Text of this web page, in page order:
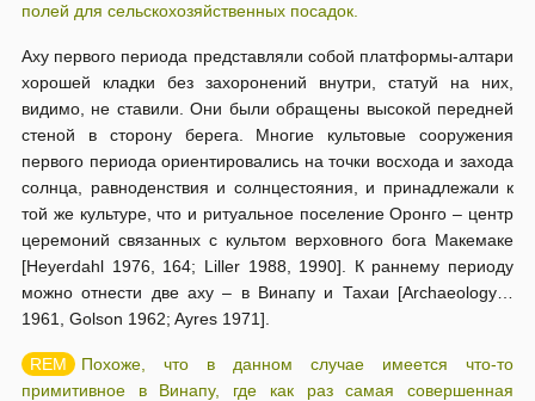
полей для сельскохозяйственных посадок.
Аху первого периода пред­ставляли собой платформы-алтари
хорошей кладки без захоронений внутри, статуй на них,
видимо, не ставили. Они были обращены высокой передней
стеной в сторону берега. Многие культовые сооружения
первого периода ориентировались на точки восхода и захода
солнца, равноден­ствия и солнцестояния, и принадлежали к
той же культуре, что и ритуаль­ное поселение Оронго – центр
церемоний связанных с культом верхов­ного бога Макемаке
[Heyerdahl 1976, 164; Liller 1988, 1990]. К раннему периоду
можно отнести две аху – в Винапу и Тахаи [Archaeology…
1961, Golson 1962; Ayres 1971].
Похоже, что в данном случае имеется что-то
примитивное в Винапу, где как раз самая совершенная